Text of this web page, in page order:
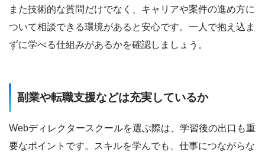
また技術的な質問だけでなく、キャリアや案件の進め方に
ついて相談できる環境があると安心です。一人で抱え込ま
ずに学べる仕組みがあるかを確認しましょう。
副業や転職支援などは充実しているか
Webディレクタースクールを選ぶ際は、学習後の出口も重
要なポイントです。スキルを学んでも、仕事につながらな